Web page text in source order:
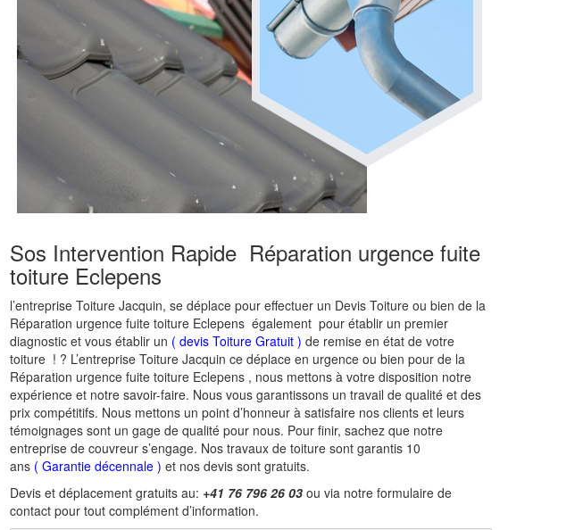
Sos Intervention Rapide Réparation urgence fuite
toiture Eclepens
l’entreprise Toiture Jacquin, se déplace pour effectuer un Devis Toiture ou bien de la
Réparation urgence fuite toiture Eclepens également pour établir un premier
diagnostic et vous établir un ( devis Toiture Gratuit ) de remise en état de votre
toiture ! ? L’entreprise Toiture Jacquin ce déplace en urgence ou bien pour de la
Réparation urgence fuite toiture Eclepens , nous mettons à votre disposition notre
expérience et notre savoir-faire. Nous vous garantissons un travail de qualité et des
prix compétitifs. Nous mettons un point d’honneur à satisfaire nos clients et leurs
témoignages sont un gage de qualité pour nous. Pour finir, sachez que notre
entreprise de couvreur s’engage. Nos travaux de toiture sont garantis 10
ans ( Garantie décennale ) et nos devis sont gratuits.
Devis et déplacement gratuits au: +41 76 796 26 03 ou via notre formulaire de
contact pour tout complément d’information.